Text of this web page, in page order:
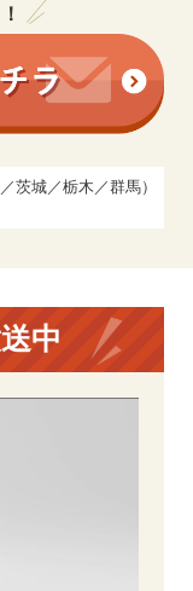
茨城／栃木／群馬）
中